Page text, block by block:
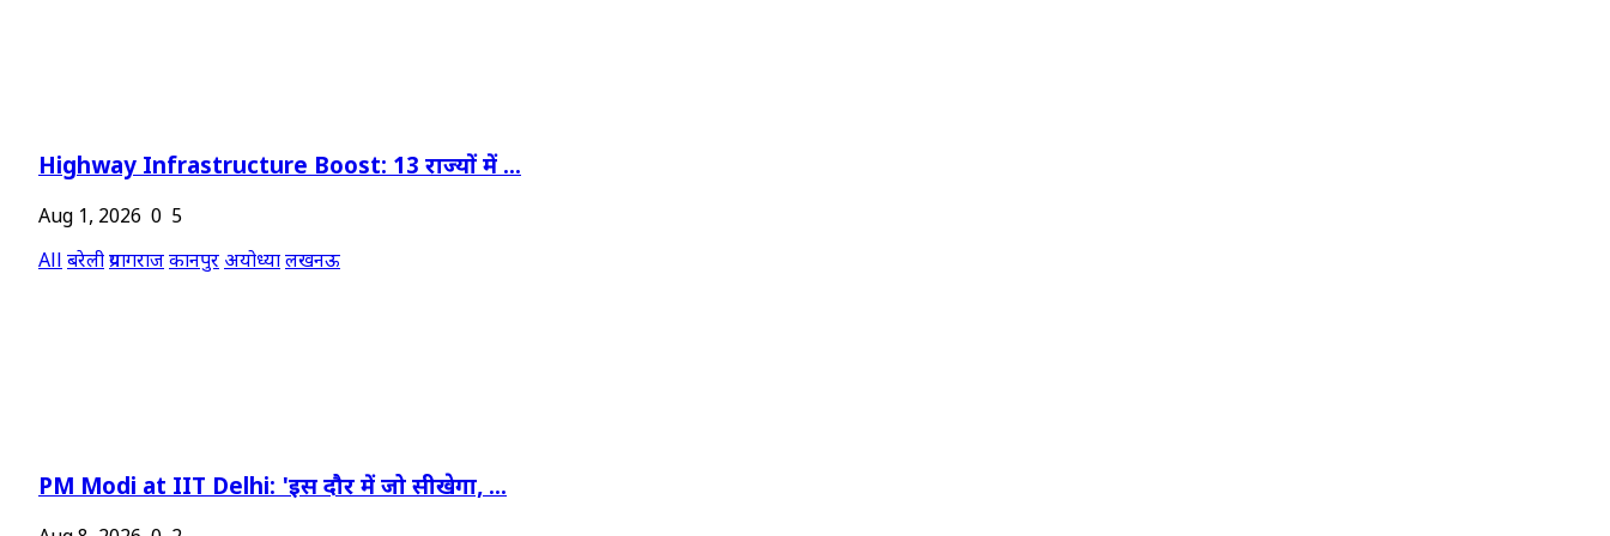
Highway Infrastructure Boost: 13 राज्यों में ...
Aug 1, 2026 0 5
Allबरेलीप्रयागराजकानपुरअयोध्यालखनऊ
PM Modi at IIT Delhi: 'इस दौर में जो सीखेगा, ...